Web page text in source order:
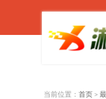
当前位置： 首页 >